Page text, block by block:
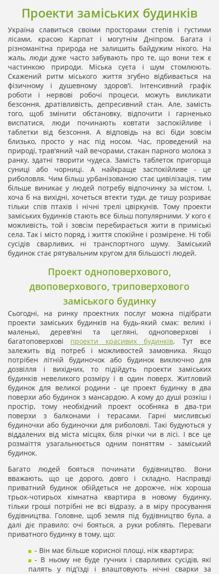
Проекти заміських будинків
Україна славиться своїми просторами степів і густими
лісами, красою Карпат і могутнім Дніпром. Багата і
різноманітна природа не залишить байдужим нікого. На
жаль, люди дуже часто забувають про те, що вони теж є
частинкою природи. Міська суєта і шум стомлюють.
Скажений ритм міського життя згубно відбивається на
фізичному і душевному здоров'ї. Інтенсивний графік
роботи і нервові робочі процеси, можуть викликати
безсоння, дратівливість, депресивний стан. Але, замість
того, щоб змінити обстановку, відпочити і гарненько
виспатися, люди починають ковтати заспокійливе і
таблетки від безсоння. А відповідь на всі біди зовсім
близько, просто у нас під носом. Час, проведений на
природі, трав'яний чай вечорами, стакан парного молока з
ранку, здатні творити чудеса. Замість таблеток пригорща
суниці або чорниці. А найкраще заспокійливе - це
риболовля. Чим більш урбанізованою стає цивілізація, тим
більше виникає у людей потребу відпочинку за містом. І,
хоча б на вихідні, хочеться втекти туди, де тишу розриває
тільки спів птахів і нічні трелі цвіркунів. Тому проекти
заміських будинків стають все більш популярними. У кого є
можливість, той і зовсім перебирається жити в приміські
села. Так і місто поряд, і життя спокійне і розмірене. Ні тобі
сусідів сварливих, ні транспортного шуму. Заміський
будинок стає рятувальним кругом для більшості людей.
Проект одноповерхового,
двоповерхового, триповерхового
заміського будинку
Сьогодні, на ринку проектних послуг можна підібрати
проекти заміських будинків на будь-який смак: великі і
маленькі, дерев'яні та цегляні, одноповерхові і
багатоповерхові проекти красивих будинків. Тут все
залежить від потреб і можливостей замовника. Якщо
потрібен літній будиночок або будинок виключно для
дозвілля і вихідних, то підійдуть проекти заміських
будинків невеликого розміру і в один поверх. Житловий
будинок для великої родини - це проект будинку в два
поверхи або будинок з мансардою. А кому до душі розкіш і
простір, тому необхідний проект особняка в два-три
поверхи з балконами і терасами. Гарні мисливські
будиночки або будиночки для риболовлі. Такі будуються у
віддалених від міста місцях, біля річки чи в лісі. І все це
розмаїття узагальнюється одним поняттям - заміський
будинок.
Багато людей бояться починати будівництво. Вони
вважають, що це дорого, довго і складно. Насправді
приватний будинок обійдеться не дорожче, ніж хороша
трьох-чотирьох кімнатна квартира в новому будинку,
тільки гроші потрібні не всі відразу, а в міру просування
будівництва. Головне, щоб земля під будівництво була, а
далі діє правило: очі бояться, а руки роблять. Переваги
приватного будинку в тому, що:
- Він має більше корисної площі, ніж квартира;
- В ньому не буде гучних і сварливих сусідів, які
палять у під'їзді і влаштовують нічні сварки за